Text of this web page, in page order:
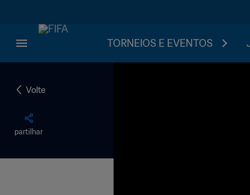
TORNEIOS E EVENTOS
Volte
partilhar